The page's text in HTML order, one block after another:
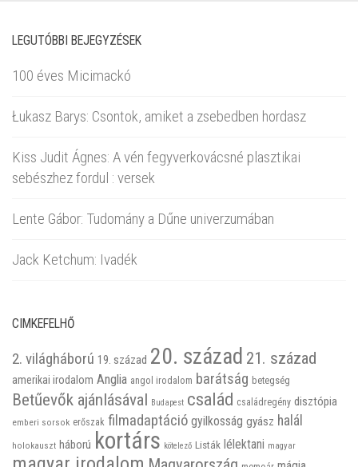
LEGUTÓBBI BEJEGYZÉSEK
100 éves Micimackó
Łukasz Barys: Csontok, amiket a zsebedben hordasz
Kiss Judit Ágnes: A vén fegyverkovácsné plasztikai
sebészhez fordul : versek
Lente Gábor: Tudomány a Dűne univerzumában
Jack Ketchum: Ivadék
CIMKEFELHŐ
2. világháború 19. század 20. század 21. század
amerikai irodalom Anglia angol irodalom barátság betegség
Betűevők ajánlásával Budapest család családregény disztópia
emberi sorsok erőszak filmadaptáció gyilkosság gyász halál
holokauszt háború kortárs kötelező Listák lélektani magyar